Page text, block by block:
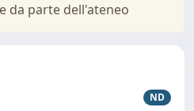
da parte dell'ateneo
ND